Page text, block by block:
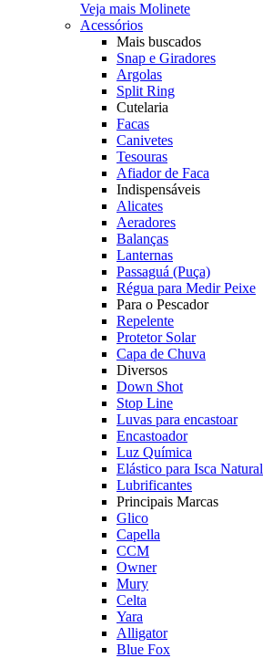
Veja mais Molinete
Acessórios
Mais buscados
Snap e Giradores
Argolas
Split Ring
Cutelaria
Facas
Canivetes
Tesouras
Afiador de Faca
Indispensáveis
Alicates
Aeradores
Balanças
Lanternas
Passaguá (Puça)
Régua para Medir Peixe
Para o Pescador
Repelente
Protetor Solar
Capa de Chuva
Diversos
Down Shot
Stop Line
Luvas para encastoar
Encastoador
Luz Química
Elástico para Isca Natural
Lubrificantes
Principais Marcas
Glico
Capella
CCM
Owner
Mury
Celta
Yara
Alligator
Blue Fox